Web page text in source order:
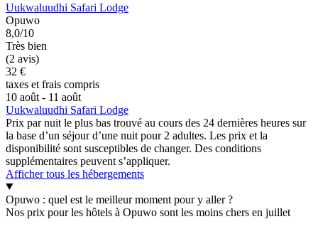
Uukwaluudhi Safari Lodge
Opuwo
8,0/10
Très bien
(2 avis)
32 €
taxes et frais compris
10 août - 11 août
Uukwaluudhi Safari Lodge
Prix par nuit le plus bas trouvé au cours des 24 dernières heures sur
la base d’un séjour d’une nuit pour 2 adultes. Les prix et la
disponibilité sont susceptibles de changer. Des conditions
supplémentaires peuvent s’appliquer.
Afficher tous les hébergements
Opuwo : quel est le meilleur moment pour y aller ?
Nos prix pour les hôtels à Opuwo sont les moins chers en juillet